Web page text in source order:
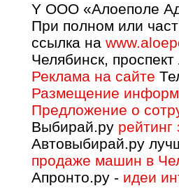
Y OOO «Алоеполе
При полном или
ссылка на
Челябинск,
Реклама на сайте
Размещение
Предложение о
Выбирай.ру рейтинг
Автовыбирай.ру
продаже машин в
Апронто.ру - идеи